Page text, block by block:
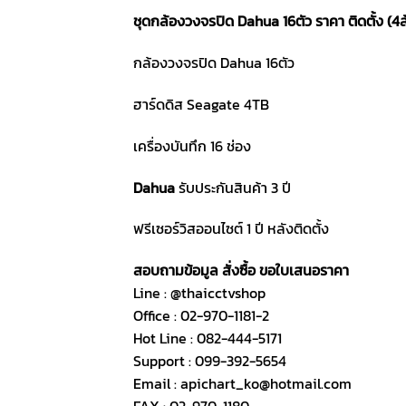
ชุดกล้องวงจรปิด Dahua 16ตัว ราคา ติดตั้ง
กล้องวงจรปิด Dahua 16ตัว
ฮาร์ดดิส Seagate 4TB
เครื่องบันทึก 16 ช่อง
Dahuaรับประกันสินค้า 3 ปี
ฟรีเซอร์วิสออนไซต์ 1 ปี หลังติดตั้ง
สอบถามข้อมูล สั่งซื้อ ขอใบเสนอราคา
Line : @thaicctvshop
Office : 02-970-1181-2
Hot Line : 082-444-5171
Support : 099-392-5654
Email : apichart_ko@hotmail.com